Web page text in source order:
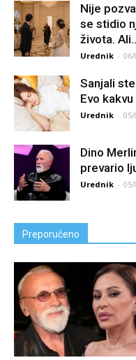
Nije
se stidio
života.
Urednik - 06/
Sanjali
Evo
Urednik - 05/
Dino
prevario
Urednik - 05/
Preporučeno